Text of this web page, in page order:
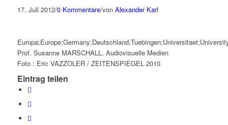
17. Juli 2012/0 Kommentare/von Alexander Karl
Prof. Susanne MARSCHALL, Audiovisuelle Medien
Foto : Eric VAZZOLER / ZEITENSPIEGEL 2010
Eintrag teilen